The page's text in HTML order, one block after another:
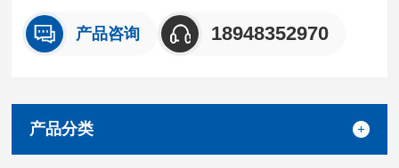
产品咨询 18948352970
产品分类